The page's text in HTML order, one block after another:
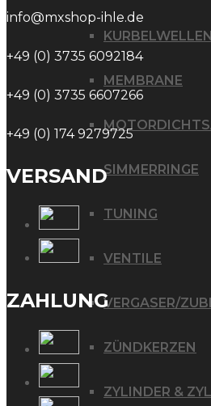
MEMBRANE
SIMMERRINGE
TUNING
VENTILE
VERGASER/
ZÜNDKERZEN
ZYLINDER &
info@mxshop-ihle.de
+49 (0) 3735 6092184
+49 (0) 3735 6607266
+49 (0) 174 9279725
VERSAND
ZAHLUNG